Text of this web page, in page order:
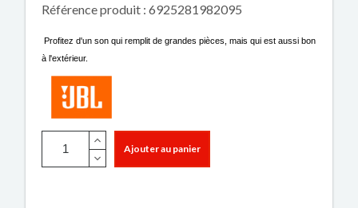
Référence produit : 6925281982095
Profitez d'un son qui remplit de grandes pièces, mais qui est aussi bon
à l'extérieur.
Ajouter au panier